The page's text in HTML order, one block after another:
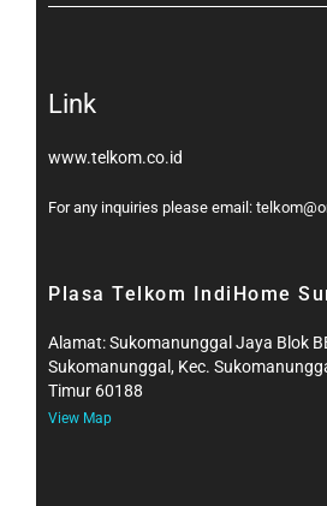
Link
www.telkom.co.id
For any inquiries please email:
Plasa Telkom IndiHome
Alamat: Sukomanunggal Jaya Blok
Sukomanunggal, Kec.
Timur 60188
View Map